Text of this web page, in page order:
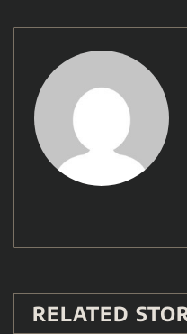
RELATED